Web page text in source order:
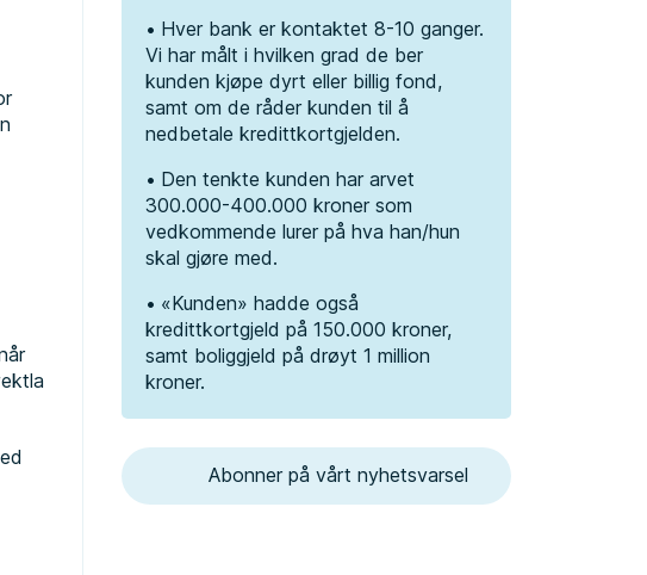
Hver bank er kontaktet 8-10 ganger.
Vi har målt i hvilken grad de ber
kunden kjøpe dyrt eller billig fond,
samt om de råder kunden til å
nedbetale kredittkortgjelden.
Den tenkte kunden har arvet
300.000-400.000 kroner som
vedkommende lurer på hva han/hun
skal gjøre med.
«Kunden» hadde også
kredittkortgjeld på 150.000 kroner,
samt boliggjeld på drøyt 1 million
kroner.
Abonner på vårt nyhetsvarsel